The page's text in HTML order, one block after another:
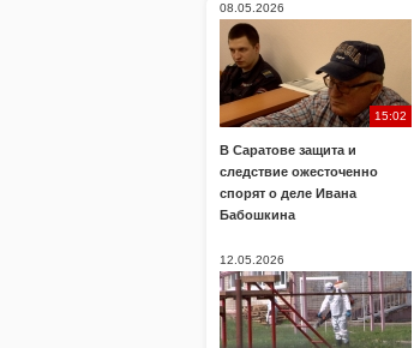
08.05.2026
15:02
В Саратове защита и
следствие ожесточенно
спорят о деле Ивана
Бабошкина
12.05.2026